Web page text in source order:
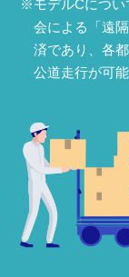
モデルCにつ
会による「遠
済であり、各
公道走行が可